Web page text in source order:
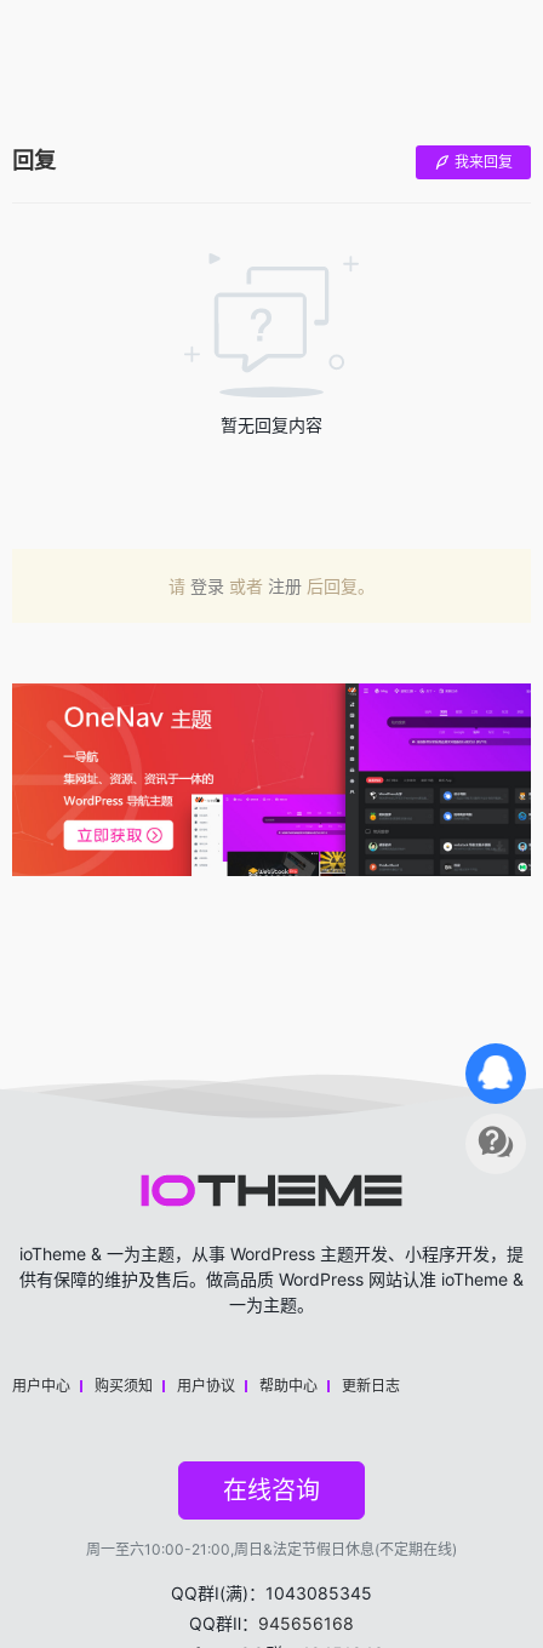
回复 我来回复
暂无回复内容
请 登录 或者 注册 后回复。
ioTheme & 一为主题，从事 WordPress 主题开发、小程序开发，提
供有保障的维护及售后。做高品质 WordPress 网站认准 ioTheme &
一为主题。
用户中心 购买须知 用户协议 帮助中心 更新日志
在线咨询
周一至六10:00-21:00,周日&法定节假日休息(不定期在线)
QQ群Ⅰ(满)：1043085345
QQ群Ⅱ： 945656168